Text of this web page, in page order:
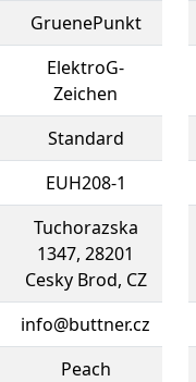
GruenePunkt
ElektroG-
Zeichen
Standard
EUH208-1
Tuchorazska
1347, 28201
Cesky Brod, CZ
info@buttner.cz
Peach